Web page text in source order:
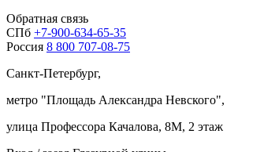
Обратная связь
СПб +7-900-634-65-35
Россия 8 800 707-08-75
Санкт-Петербург,
метро "Площадь Александра Невского",
улица Профессора Качалова, 8М, 2 этаж